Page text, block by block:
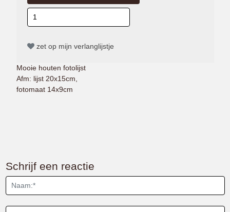
zet op mijn verlanglijstje
Mooie houten fotolijst
Afm: lijst 20x15cm,
fotomaat 14x9cm
Schrijf een reactie